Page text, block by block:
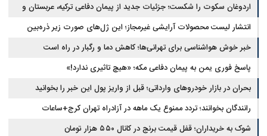
اردوغان سکوت را شکست؛ جزئیات جدید از پیمان دفاعی ترکیه، عربستان و
پاکستان
انتشار لیست محصولات آرایشی غیرمجاز؛ این ژل‌های صورت زیر ذره‌بین
خبر خوش هواشناسی برای تهرانی‌ها؛ کاهش دما و رگبار در راه است
پاسخ فوری یمن به پیمان دفاعی مکه؛ «هیچ تاثیری ندارد!»
بحران در بازار خودروهای وارداتی؛ قبل از واریز پول این خبر را بخوانید
رانندگان بخوانند؛ تردد ممنوع یک ماهه در آزادراه تهران کرج+ساعات
شوک به خریداران؛ قفل قیمت برنج در کانال ۵۵۰ هزار تومان